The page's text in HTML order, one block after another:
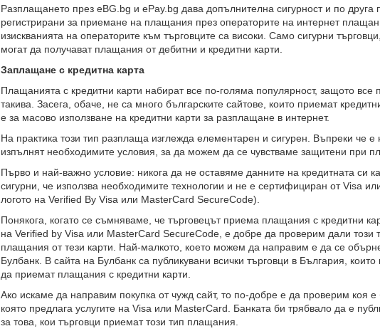
Разплащането през eBG.bg и ePay.bg дава допълнителна сигурност и по друга
регистрирани за приемане на плащания през операторите на интернет
изискванията на операторите към търговците са високи. Само сигурни
могат да получават плащания от дебитни и кредитни карти.
Заплащане с кредитна карта
Плащанията с кредитни карти набират все по-голяма популярност, защото все
такива. Засега, обаче, не са много българските сайтове, които приемат
е за масово използване на кредитни карти за разплащане в интернет.
На практика този тип разплаща изглежда елементарен и сигурен. Въпреки че е
изпълнят необходимите условия, за да можем да се чувстваме защитени при
Първо и най-важно условие: никога да не оставяме данните на кредитната си
сигурни, че използва необходимите технологии и не е сертифициран от Visa
логото на Verified By Visa или MasterCard SecureCode).
Понякога, когато се съмняваме, че търговецът приема плащания с кредитни
на Verified by Visa или MasterCard SecureCode, е добре да проверим дали този
плащания от тези карти. Най-малкото, което можем да направим е да се
Булбанк. В сайта на Булбанк са публикувани всички търговци в България,
да приемат плащания с кредитни карти.
Ако искаме да направим покупка от чужд сайт, то по-добре е да проверим коя е
която предлага услугите на Visa или MasterCard. Банката би трябвало да е
за това, кои търговци приемат този тип плащания.